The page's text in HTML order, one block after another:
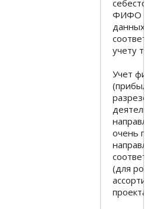
ФИФО
учету
Учет
очень
(для